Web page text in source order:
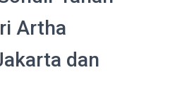
Artha
dan